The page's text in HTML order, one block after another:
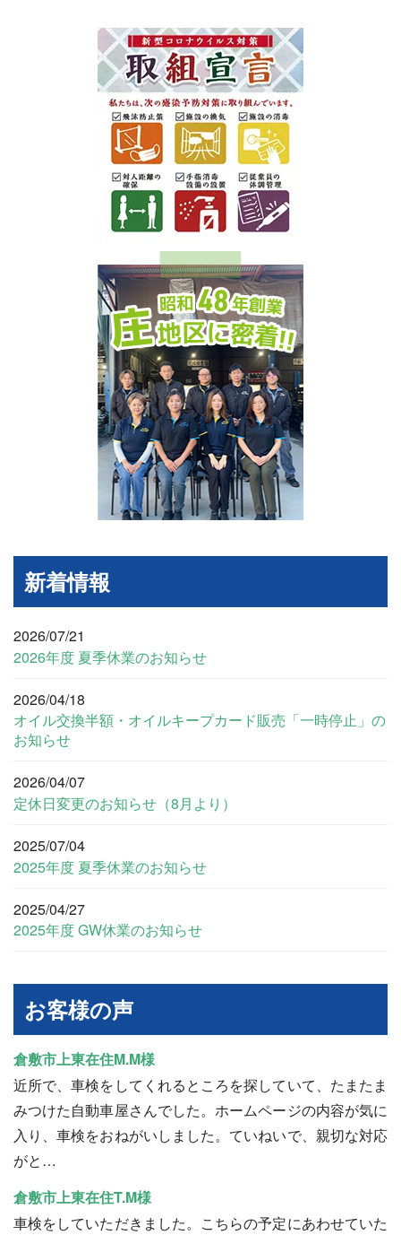
新着情報
2026/07/21
2026年度 夏季休業のお知らせ
2026/04/18
オイル交換半額・オイルキープカード販売「一時停止」の
お知らせ
2026/04/07
定休日変更のお知らせ（8月より）
2025/07/04
2025年度 夏季休業のお知らせ
2025/04/27
2025年度 GW休業のお知らせ
お客様の声
倉敷市上東在住M.M様
近所で、車検をしてくれるところを探していて、たまたま
みつけた自動車屋さんでした。ホームページの内容が気に
入り、車検をおねがいしました。ていねいで、親切な対応
がと…
倉敷市上東在住T.M様
車検をしていただきました。こちらの予定にあわせていた